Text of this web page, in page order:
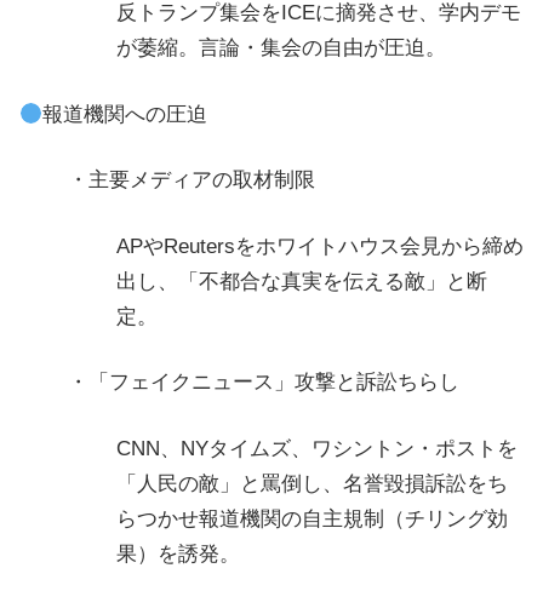
反トランプ集会をICEに摘発させ、学内デモ
が萎縮。言論・集会の自由が圧迫。
報道機関への圧迫
・主要メディアの取材制限
APやReutersをホワイトハウス会見から締め
出し、「不都合な真実を伝える敵」と断
定。
・「フェイクニュース」攻撃と訴訟ちらし
CNN、NYタイムズ、ワシントン・ポストを
「人民の敵」と罵倒し、名誉毀損訴訟をち
らつかせ報道機関の自主規制（チリング効
果）を誘発。